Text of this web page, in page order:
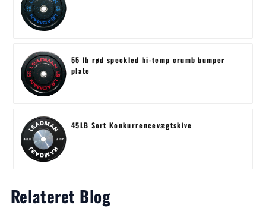
55 lb rød speckled hi-temp crumb bumper
plate
45LB Sort Konkurrencevægtskive
Relateret Blog